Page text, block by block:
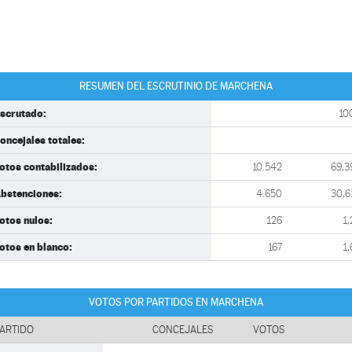
RESUMEN DEL ESCRUTINIO DE MARCHENA
totales:
contabilizados: 10.542
4.650
nulos: 126
en blanco: 167
VOTOS POR PARTIDOS EN MARCHENA
CONCEJALES VOTOS